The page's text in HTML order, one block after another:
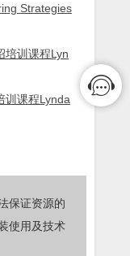
Strategies
培训课程Lyn
训课程Lynda
保证资源的
使用及技术